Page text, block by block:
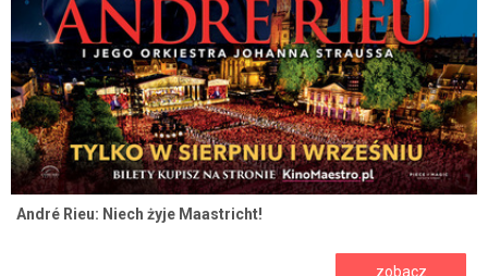
André Rieu: Niech żyje Maastricht!
zobacz